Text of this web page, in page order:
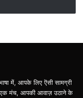
में, आपके लिए ऎसी सामग्री
मंच, आपकी आवाज़ उठाने के